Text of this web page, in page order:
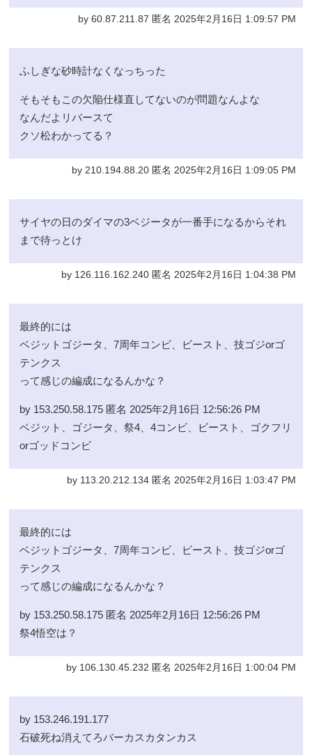
by 60.87.211.87 匿名 2025年2月16日 1:09:57 PM
ふしぎな砂時計なくなっちった
そもそもこの欠陥仕様直してないのが問題なんよな
なんだよリバースて
クソ松わかってる？
by 210.194.88.20 匿名 2025年2月16日 1:09:05 PM
サイヤの日のダイマの3ベジータが一番手になるからそれ
まで待っとけ
by 126.116.162.240 匿名 2025年2月16日 1:04:38 PM
最終的には
ベジットゴジータ、7周年コンビ、ビースト、技ゴジorゴ
テンクス
って感じの編成になるんかな？
by 153.250.58.175 匿名 2025年2月16日 12:56:26 PM
ベジット、ゴジータ、祭4、4コンビ、ビースト、ゴクフリ
orゴッドコンビ
by 113.20.212.134 匿名 2025年2月16日 1:03:47 PM
最終的には
ベジットゴジータ、7周年コンビ、ビースト、技ゴジorゴ
テンクス
って感じの編成になるんかな？
by 153.250.58.175 匿名 2025年2月16日 12:56:26 PM
祭4悟空は？
by 106.130.45.232 匿名 2025年2月16日 1:00:04 PM
by 153.246.191.177
石破死ね消えてろバーカスカタンカス